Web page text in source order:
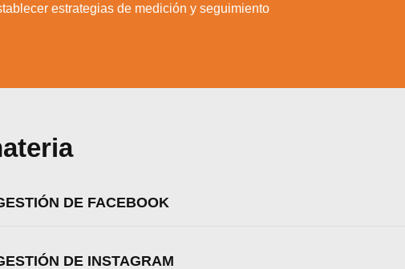
estrategias de medición y seguimiento
DE FACEBOOK
DE INSTAGRAM